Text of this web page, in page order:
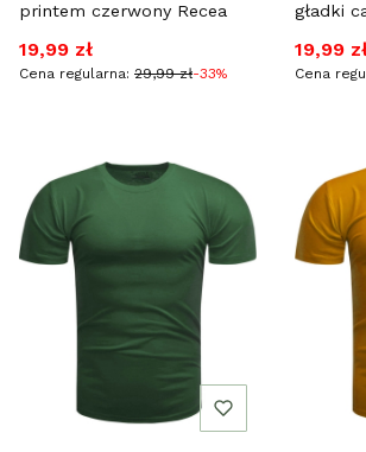
printem czerwony Recea
Cena promocyjna
19,99 zł
Cena regularna: 29,99 zł-33%
gładki
Cena
19,99
Cena